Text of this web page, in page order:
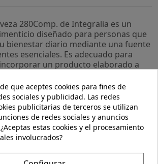
280Comp. de Integralia es un
diseñado para personas que
bienestar diario mediante una fuente
esenciales. Es adecuado para
un producto elaborado a
contiene levadura de cerveza,
aporte de vitaminas del grupo B y
al mantenimiento del
en 280 comprimidos facilita un
ideal para quienes prefieren
constante y práctica.
que aceptes cookies para fines de
sociales y publicidad. Las redes
publicitarias de terceros se utilizan
de redes sociales y anuncios
estas cookies y el procesamiento
involucrados?